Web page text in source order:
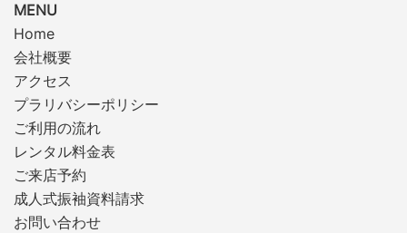
MENU
Home
会社概要
アクセス
プラリバシーポリシー
ご利用の流れ
レンタル料金表
ご来店予約
成人式振袖資料請求
お問い合わせ